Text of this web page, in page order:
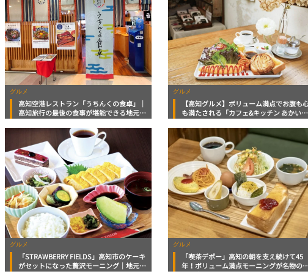
グルメ
高知空港レストラン「うちんくの食卓」｜
高知旅行の最後の食事が堪能できる地元食
材豊富なレストラン フードジャーナリス
ト・マッキー牧元の高知満腹日記【高知グ
ルメPro】
グルメ
【高知グルメ】ボリューム満点でお腹も
も満たされる「カフェ&キッチン あかい
み」地元タウン誌おススメ情報
グルメ
「STRAWBERRY FIELDS」高知市のケーキ
がセットになった贅沢モーニング｜地元タ
グルメ
「喫茶デポー」高知の朝を支え続けて45
年！ボリューム満点モーニングが名物の